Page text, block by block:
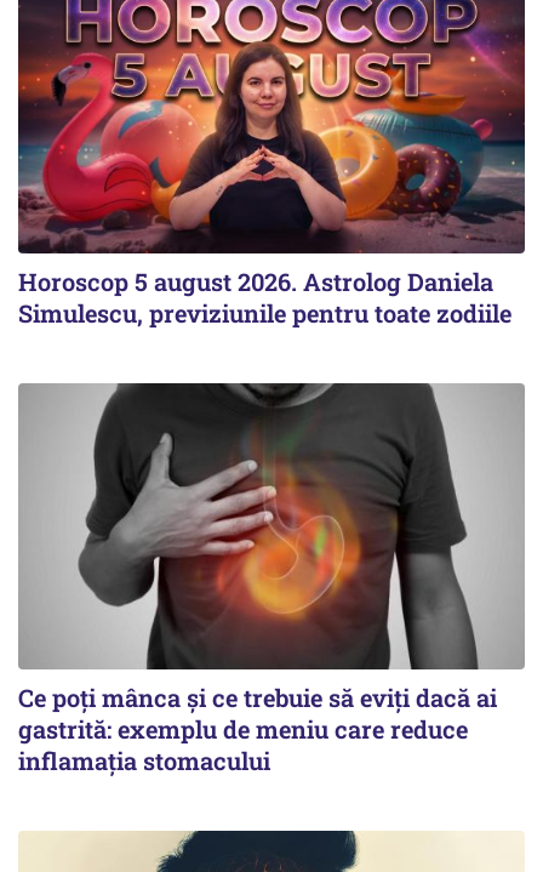
Horoscop 5 august 2026. Astrolog Daniela
Simulescu, previziunile pentru toate zodiile
Ce poți mânca și ce trebuie să eviți dacă ai
gastrită: exemplu de meniu care reduce
inflamația stomacului